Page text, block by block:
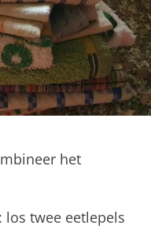
het
: los twee eetlepels